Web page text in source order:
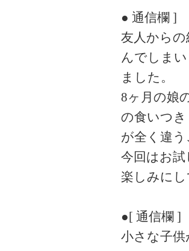
● 通信欄 ]
友人から
んでしまい
ました。
8ヶ月の娘
の食いつき
が全く違
今回はお
楽しみに
●[ 通信欄 ]
小さな子